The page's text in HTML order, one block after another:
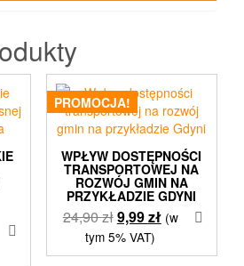
PROMOCJA!
WPŁYW DOSTĘPNOŚCI
TRANSPORTOWEJ NA
ROZWÓJ GMIN NA
PRZYKŁADZIE GDYNI
24,90złPierwotna
cena
wynosiła:
9,99złAktualna
wynosi:
(w
tym 5% VAT)